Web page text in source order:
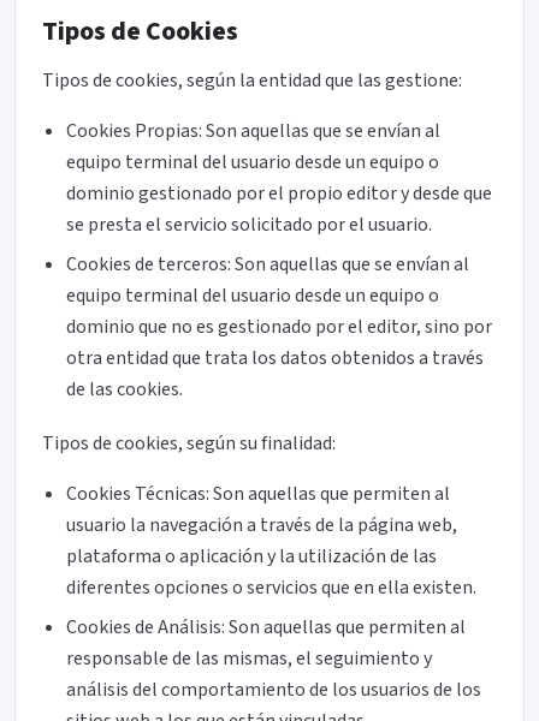
Tipos de Cookies
Tipos de cookies, según la entidad que las gestione:
Cookies Propias: Son aquellas que se envían al
equipo terminal del usuario desde un equipo o
dominio gestionado por el propio editor y desde que
se presta el servicio solicitado por el usuario.
Cookies de terceros: Son aquellas que se envían al
equipo terminal del usuario desde un equipo o
dominio que no es gestionado por el editor, sino por
otra entidad que trata los datos obtenidos a través
de las cookies.
Tipos de cookies, según su finalidad:
Cookies Técnicas: Son aquellas que permiten al
usuario la navegación a través de la página web,
plataforma o aplicación y la utilización de las
diferentes opciones o servicios que en ella existen.
Cookies de Análisis: Son aquellas que permiten al
responsable de las mismas, el seguimiento y
análisis del comportamiento de los usuarios de los